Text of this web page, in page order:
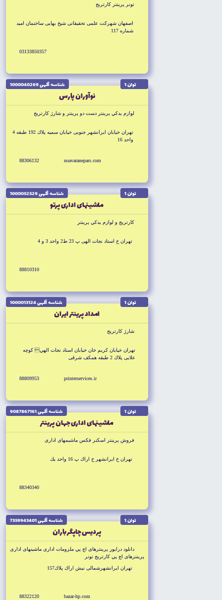
تونر پرينتر كارتريج
اصفهان شهركت علمى تحقيقاتى شيخ بهايى ساختمان اميد
شماره 117
03133850357
توان 1 شناسه آگهى 1000040269
نوآوران پارس
لوازم يدكي پرينتر دست دو پرينتر و شارژ كارتريج
تهران خيابان ايرانشهر جنوبى خيابان سميه پلاك 192 طبقه 4
واحد 16
noavaranepars.com
88306132
توان 1 شناسه آگهى 1000052529
ماشينهاى ادارى پرتو
كارتريج و لوازم يدكي پرينتر
تهران خ استاد نجات الهى پ 23 ط2 واحد 3 و 4
88810310
توان 1 شناسه آگهى 1000013124
امداد پرينتر ايران
شارژ كارتريج
تهران خيابان كريم خان خيابان استاد نجات الهي كوچه
علايى پلاك 2 طبقه همكف شرقى
printerservices.ir
88809953
توان 1 شناسه آگهى 9087867161
ماشينهاى ادارى جهان پرينتر
فروش پرينتر اسكنر فكس ماشيمهاى ادارى
تهران خ ايرانشهر خ اراك پ 16 واحد يك
88340340
توان 1 شناسه آگهى 7359943401
پرديس چاپگر باران
دانلود درايور پرينترهاى اچ پي ملزومات ادارى ماشينهاى ادارى
پرينترهاى اچ پي كارتريج تونر
تهران ايرانشهرشمالى نيش اراك پلاك157
bazar-hp.com
88322120